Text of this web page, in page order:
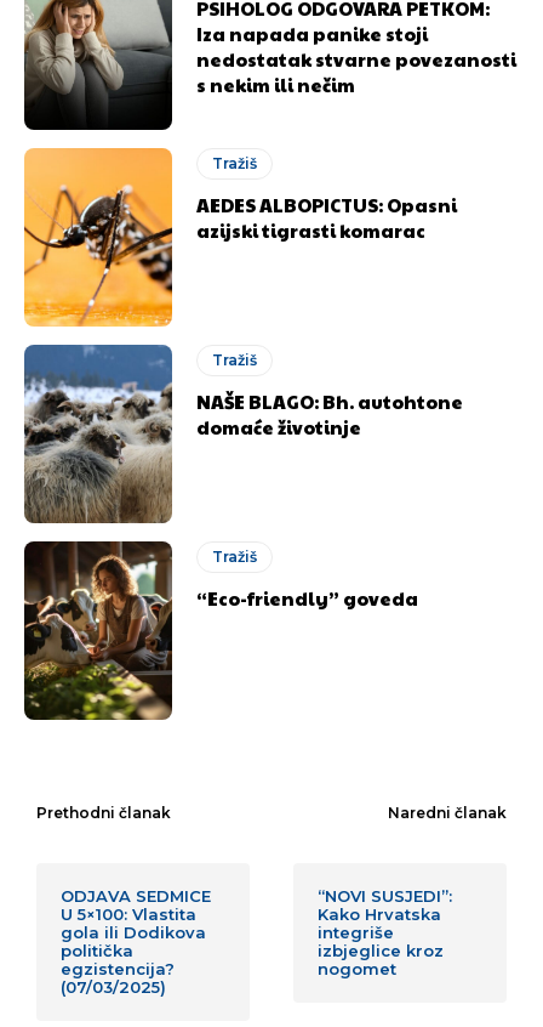
PSIHOLOG ODGOVARA PETKOM:
Iza napada panike stoji
nedostatak stvarne povezanosti
s nekim ili nečim
Tražiš
AEDES ALBOPICTUS: Opasni
azijski tigrasti komarac
Tražiš
NAŠE BLAGO: Bh. autohtone
domaće životinje
Tražiš
“Eco-friendly” goveda
Prethodni članak
ODJAVA SEDMICE
U 5×100: Vlastita
gola ili Dodikova
politička
egzistencija?
(07/03/2025)
Naredni članak
“NOVI SUSJEDI”:
Kako Hrvatska
integriše
izbjeglice kroz
nogomet